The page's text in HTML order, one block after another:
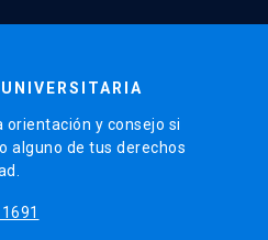
orientación y consejo si
alguno de tus derechos